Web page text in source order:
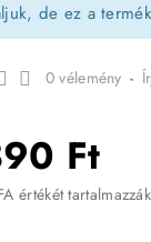
de ez a
0 vélemény -
Ft
értékét